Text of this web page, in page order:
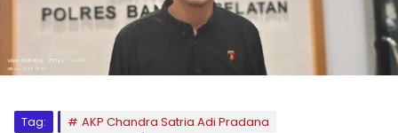
Tag:
AKP Chandra Satria Adi Pradana